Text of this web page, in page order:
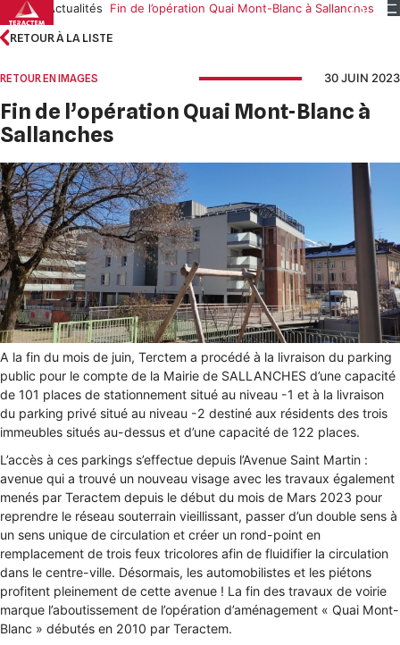
Skip
to
content
Accueil Actualités Fin de l’opération Quai Mont-Blanc à Sallanches
RETOUR À LA LISTE
RETOUR EN IMAGES 30 JUIN 2023
Fin de l’opération Quai Mont-Blanc à
Sallanches
A la fin du mois de juin, Terctem a procédé à la livraison du parking
public pour le compte de la Mairie de SALLANCHES d’une capacité
de 101 places de stationnement situé au niveau -1 et à la livraison
du parking privé situé au niveau -2 destiné aux résidents des trois
immeubles situés au-dessus et d’une capacité de 122 places.
L’accès à ces parkings s’effectue depuis l’Avenue Saint Martin :
avenue qui a trouvé un nouveau visage avec les travaux également
menés par Teractem depuis le début du mois de Mars 2023 pour
reprendre le réseau souterrain vieillissant, passer d’un double sens à
un sens unique de circulation et créer un rond-point en
remplacement de trois feux tricolores afin de fluidifier la circulation
dans le centre-ville. Désormais, les automobilistes et les piétons
profitent pleinement de cette avenue ! La fin des travaux de voirie
marque l’aboutissement de l’opération d’aménagement « Quai Mont-
Blanc » débutés en 2010 par Teractem.